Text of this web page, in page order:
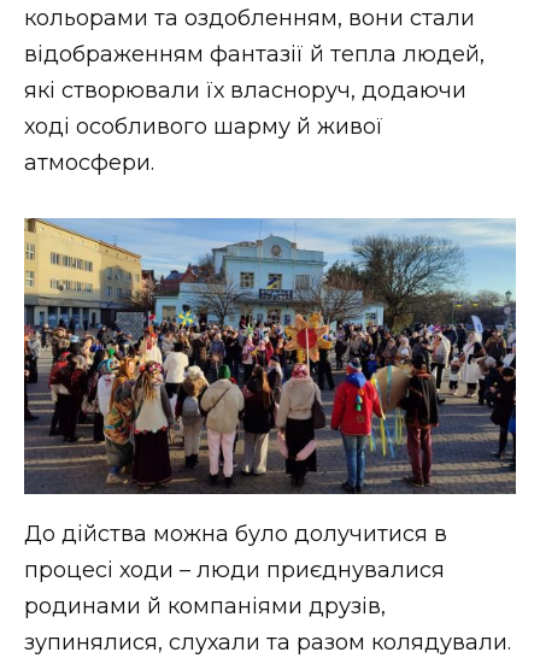
ФОТО
ВІДЕО
кольорами та оздобленням, вони стали
відображенням фантазії й тепла людей,
які створювали їх власноруч, додаючи
ході особливого шарму й живої
атмосфери.
До дійства можна було долучитися в
процесі ходи – люди приєднувалися
родинами й компаніями друзів,
зупинялися, слухали та разом колядували.